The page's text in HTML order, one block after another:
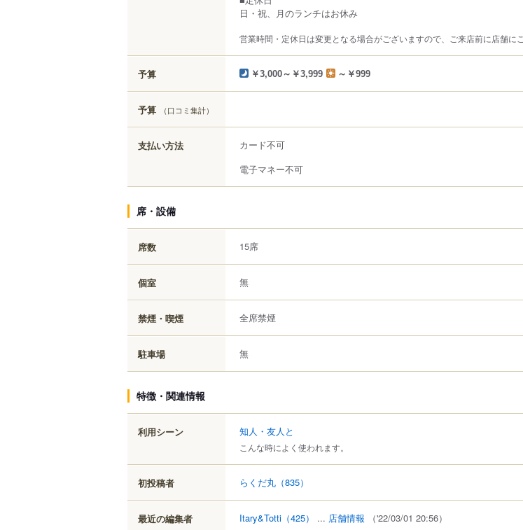
日・祝、月のランチはお休み
営業時間・定休日は変更となる場合がございますので、ご来店前に店舗に
予算 ￥3,000～￥3,999 ～￥999
予算 （口コミ集計）
支払い方法
カード不可
電子マネー不可
席・設備
席数 15席
個室 無
禁煙・喫煙 全席禁煙
駐車場 無
特徴・関連情報
利用シーン 知人・友人と
こんな時によく使われます。
初投稿者 らくだ丸 （835）
最近の編集者 Itary&Totti （425） ... 店舗情報 （'22/03/01 20:56）